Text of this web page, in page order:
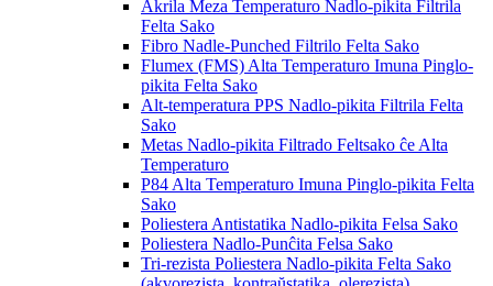
Akrila Meza Temperaturo Nadlo-pikita Filtrila
Felta Sako
Fibro Nadle-Punched Filtrilo Felta Sako
Flumex (FMS) Alta Temperaturo Imuna Pinglo-
pikita Felta Sako
Alt-temperatura PPS Nadlo-pikita Filtrila Felta
Sako
Metas Nadlo-pikita Filtrado Feltsako ĉe Alta
Temperaturo
P84 Alta Temperaturo Imuna Pinglo-pikita Felta
Sako
Poliestera Antistatika Nadlo-pikita Felsa Sako
Poliestera Nadlo-Punĉita Felsa Sako
Tri-rezista Poliestera Nadlo-pikita Felta Sako